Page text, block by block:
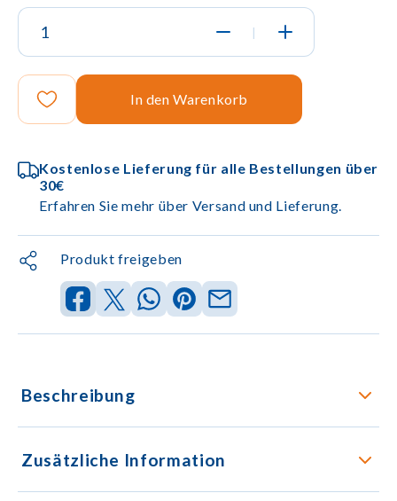
|
In den Warenkorb
Kostenlose Lieferung für alle Bestellungen über
30€
Erfahren Sie mehr über Versand und Lieferung.
Produkt freigeben
Beschreibung
Zusätzliche Information